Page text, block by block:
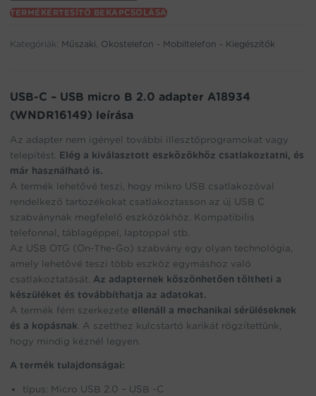
your
email
to
waitlist
this
product
TERMÉKÉRTESÍTŐ BEKAPCSOLÁSA
Kategóriák: Műszaki, Okostelefon - Mobiltelefon - Kiegészítők
USB-C – USB micro B 2.0 adapter A18934
(WNDR16149) leírása
Az adapter nem igényel további illesztőprogramokat vagy
telepítést. Elég a kiválasztott eszközökhöz csatlakoztatni, és
már használható is.
A termék lehetővé teszi, hogy mikro USB csatlakozóval
rendelkező tartozékokat csatlakoztasson az új USB C
szabványnak megfelelő eszközökhöz. Kompatibilis
telefonnal, táblagéppel, laptoppal stb.
Az USB OTG (On-The-Go) szabvány egy olyan technológia,
amely lehetővé teszi több eszköz egymáshoz való
csatlakoztatását. Az adapternek köszönhetően töltheti a
készüléket és továbbíthatja az adatokat.
A termék fém szerkezete ellenáll a mechanikai sérüléseknek
és a kopásnak . A szetthez kulcstartó karikát rögzítettünk,
hogy mindig kéznél legyen.
A termék tulajdonságai:
típus: Micro USB 2.0 – USB -C